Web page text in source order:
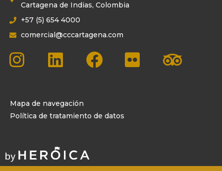
Cartagena de Indias, Colombia
+57 (5) 654 4000
comercial@cccartagena.com
Mapa de navegación
Política de tratamiento de datos